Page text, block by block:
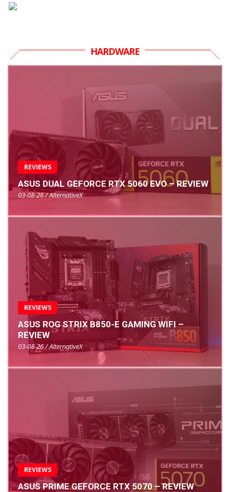
HARDWARE
REVIEWS
ASUS DUAL GEFORCE RTX 5060 EVO – REVIEW
03-08-26 / AlternativeX
REVIEWS
ASUS ROG STRIX B850-E GAMING WIFI –
REVIEW
03-08-26 / AlternativeX
REVIEWS
ASUS PRIME GEFORCE RTX 5070 – REVIEW